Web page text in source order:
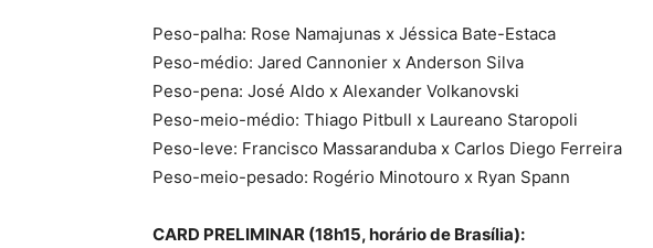
Peso-palha: Rose Namajunas x Jéssica Bate-Estaca
Peso-médio: Jared Cannonier x Anderson Silva
Peso-pena: José Aldo x Alexander Volkanovski
Peso-meio-médio: Thiago Pitbull x Laureano Staropoli
Peso-leve: Francisco Massaranduba x Carlos Diego Ferreira
Peso-meio-pesado: Rogério Minotouro x Ryan Spann
CARD PRELIMINAR (18h15, horário de Brasília):